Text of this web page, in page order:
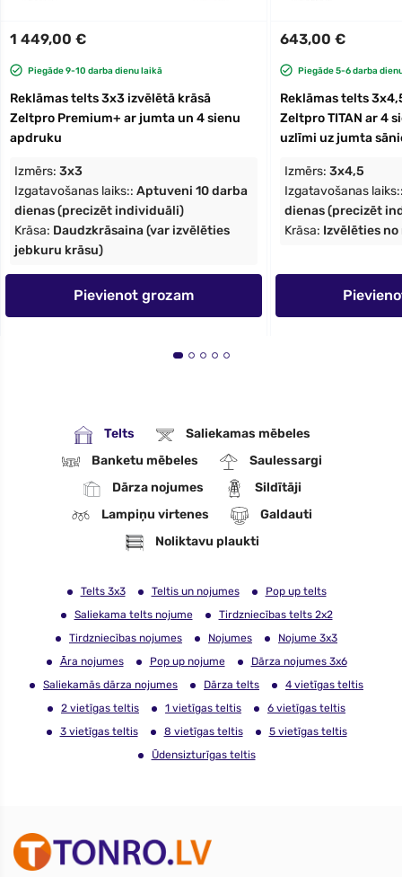
1 449,00 €
Piegāde 9-10 darba dienu laikā
Reklāmas telts 3x3 izvēlētā krāsā
Zeltpro Premium+ ar jumta un 4 sienu
apdruku
Izmērs: 3x3
Izgatavošanas laiks:: Aptuveni 10 darba
dienas (precizēt individuāli)
Krāsa: Daudzkrāsaina (var izvēlēties
jebkuru krāsu)
Pievienot grozam
643,00 €
Piegāde 5-6 darba
Reklāmas telts
Zeltpro TITAN ar 4
uzlīmi uz jumta
Izmērs: 3x4,5
Izgatavošanas
dienas (precizēt
Krāsa: Izvēlēties
Telts
Saliekamas mēbeles
Banketu mēbeles
Saulessargi
Dārza nojumes
Sildītāji
Lampiņu virtenes
Galdauti
Noliktavu plaukti
Telts 3x3 Teltis un nojumes
Pop up telts
Saliekama telts nojume
Tirdzniecības telts 2x2
Tirdzniecības nojumes
Nojumes
Nojume 3x3
Āra nojumes
Pop up nojume
Dārza nojumes 3x6
Saliekamās dārza nojumes
Dārza telts
4 vietīgas teltis
2 vietīgas teltis
1 vietīgas teltis
6 vietīgas teltis
3 vietīgas teltis
8 vietīgas teltis
5 vietīgas teltis
Ūdensizturīgas teltis